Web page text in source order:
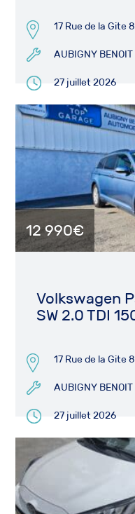
17 Rue de la Gite
AUBIGNY
27 juillet 2026
12 990€
Volkswagen
SW 2.0 TDI
17 Rue de la Gite
AUBIGNY
27 juillet 2026